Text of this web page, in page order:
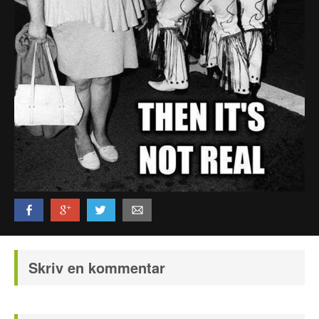
Reklamer
Rusland
Sketches & Stand-Up
Skjult Kamera & Pranks
Syge Skills
TV & Film
Bedst bedømte
Flest visninger
Mest delte
Mest omtalte
Billeder
Nyeste billeder
Skriv en kommentar